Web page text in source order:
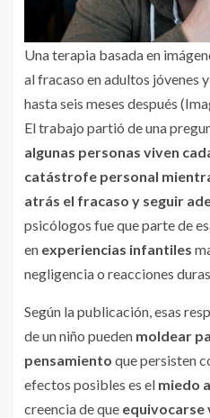
Una terapia basada en
al fracaso en adultos jóvenes
hasta seis meses después
El trabajo partió de una
algunas personas viven
catástrofe personal
atrás el fracaso y seguir
psicólogos fue que parte de
en experiencias infantiles
negligencia o reacciones
Según la publicación, esas
de un niño pueden moldear
pensamiento que persisten
efectos posibles es el miedo
creencia de que equivocarse